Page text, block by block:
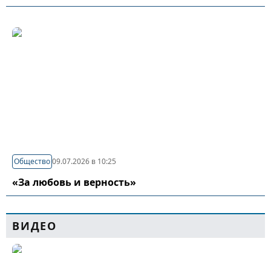
Общество09.07.2026 в 10:25
«За любовь и верность»
ВИДЕО